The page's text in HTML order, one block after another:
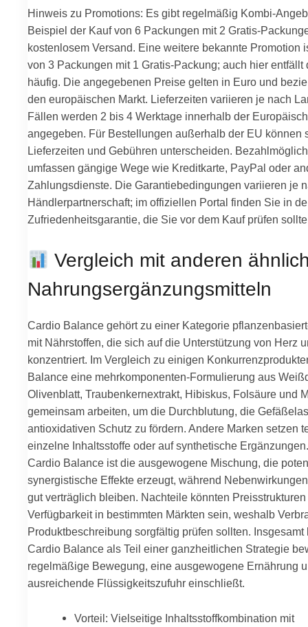
Hinweis zu Promotions: Es gibt regelmäßig Kombi-
Beispiel der Kauf von 6 Packungen mit 2 Gratis-
kostenlosem Versand. Eine weitere bekannte Promotion
von 3 Packungen mit 1 Gratis-Packung; auch hier entfällt
häufig. Die angegebenen Preise gelten in Euro und
den europäischen Markt. Lieferzeiten variieren je nach
Fällen werden 2 bis 4 Werktage innerhalb der
angegeben. Für Bestellungen außerhalb der EU können
Lieferzeiten und Gebühren unterscheiden.
umfassen gängige Wege wie Kreditkarte, PayPal oder
Zahlungsdienste. Die Garantiebedingungen variieren je
Händlerpartnerschaft; im offiziellen Portal finden Sie in
Zufriedenheitsgarantie, die Sie vor dem Kauf prüfen
Vergleich mit anderen
Nahrungsergänzungsmitteln
Cardio Balance gehört zu einer Kategorie
mit Nährstoffen, die sich auf die Unterstützung von Herz
konzentriert. Im Vergleich zu einigen
Balance eine mehrkomponenten-Formulierung aus
Olivenblatt, Traubenkernextrakt, Hibiskus, Folsäure und
gemeinsam arbeiten, um die Durchblutung, die
antioxidativen Schutz zu fördern. Andere Marken setzen
einzelne Inhaltsstoffe oder auf synthetische
Cardio Balance ist die ausgewogene Mischung, die
synergistische Effekte erzeugt, während
gut verträglich bleiben. Nachteile könnten
Verfügbarkeit in bestimmten Märkten sein, weshalb
Produktbeschreibung sorgfältig prüfen sollten. Insgesamt
Cardio Balance als Teil einer ganzheitlichen Strategie
regelmäßige Bewegung, eine ausgewogene Ernährung
ausreichende Flüssigkeitszufuhr einschließt.
Vorteil: Vielseitige Inhaltsstoffkombination mit